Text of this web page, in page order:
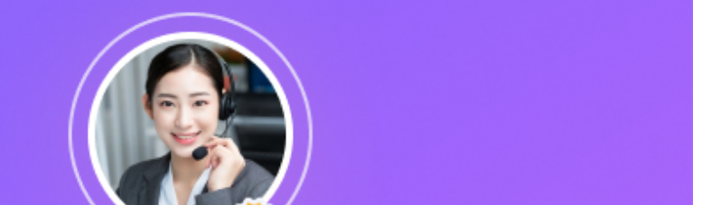
轻流还将保存微信信息（微信头像、微信昵称等）、企业微信信息（企
钉头像、昵称等）等其他第三方平台中保存的用户信息，如用户拒绝
服务及附加功能；
三方处获取用户的第三方账户信息，并与轻流账号进行绑定，使用户可
及/或服务。轻流将在用户授权同意的范围内使用用户的相关信息。用
方服务账号的互通。
经过您同意后第三方SDK可直接收集和处理个人信息。